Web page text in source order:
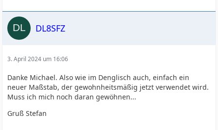
DL8SFZ
3. April 2024 um 16:06
Danke Michael. Also wie im Denglisch auch, einfach ein
neuer Maßstab, der gewohnheitsmäßig jetzt verwendet wird.
Muss ich mich noch daran gewöhnen...
Gruß Stefan